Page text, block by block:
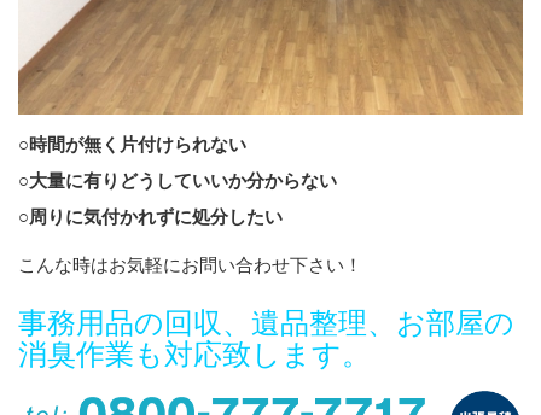
○時間が無く片付けられない
○大量に有りどうしていいか分からない
○周りに気付かれずに処分したい
こんな時はお気軽にお問い合わせ下さい！
事務用品の回収、遺品整理、お部屋の
消臭作業も対応致します。